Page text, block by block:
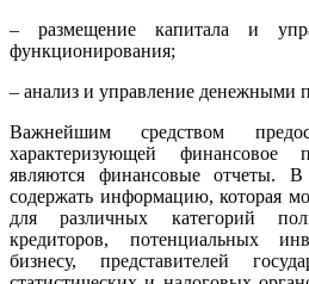
– размещение капитала и
функционирования;
– анализ и управление денежными
Важнейшим средством
характеризующей финансовое
являются финансовые отчеты.
содержать информацию, которая
для различных категорий
кредиторов, потенциальных
бизнесу, представителей